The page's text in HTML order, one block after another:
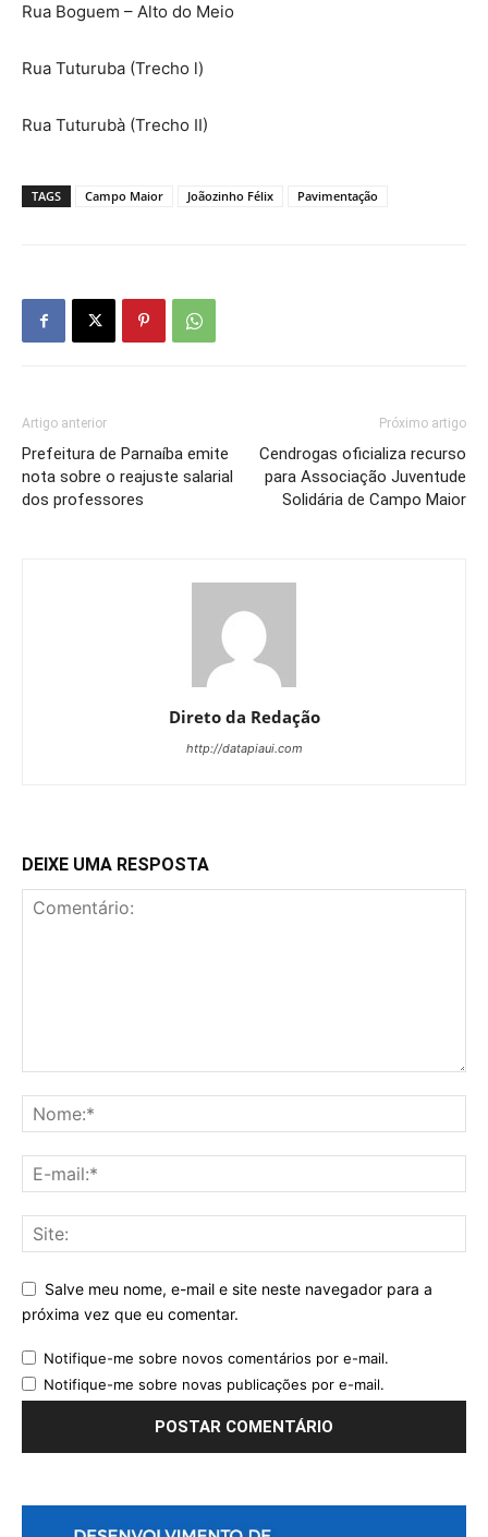
Rua Boguem – Alto do Meio
Rua Tuturuba (Trecho l)
Rua Tuturubà (Trecho II)
TAGS Campo Maior Joãozinho Félix Pavimentação
Artigo anterior
Prefeitura de Parnaíba emite
nota sobre o reajuste salarial
dos professores
Próximo artigo
Cendrogas oficializa recurso
para Associação Juventude
Solidária de Campo Maior
Direto da Redação
http://datapiaui.com
DEIXE UMA RESPOSTA
Salve meu nome, e-mail e site neste navegador para a
próxima vez que eu comentar.
Notifique-me sobre novos comentários por e-mail.
Notifique-me sobre novas publicações por e-mail.